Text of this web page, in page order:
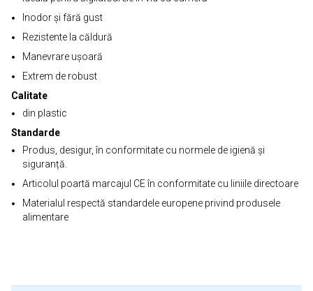
Inodor și fără gust
Rezistente la căldură
Manevrare ușoară
Extrem de robust
Calitate
din plastic
Standarde
Produs, desigur, în conformitate cu normele de igienă și
siguranță.
Articolul poartă marcajul CE în conformitate cu liniile directoare
Materialul respectă standardele europene privind produsele
alimentare